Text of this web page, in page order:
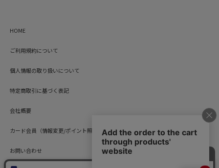
HOME
ご利用規約について
個人情報の取り扱いについて
特定商取引に基づく表記
会社概要
カード会員（情報変更/ポイント照会）
お問い合わせ